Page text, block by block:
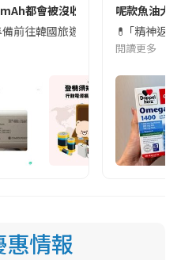
都會被沒收😱出發前切記檢查
備前往韓國旅遊的民眾，近期要
呢款魚油大
💊 ｢精神返
閱讀更多
情報